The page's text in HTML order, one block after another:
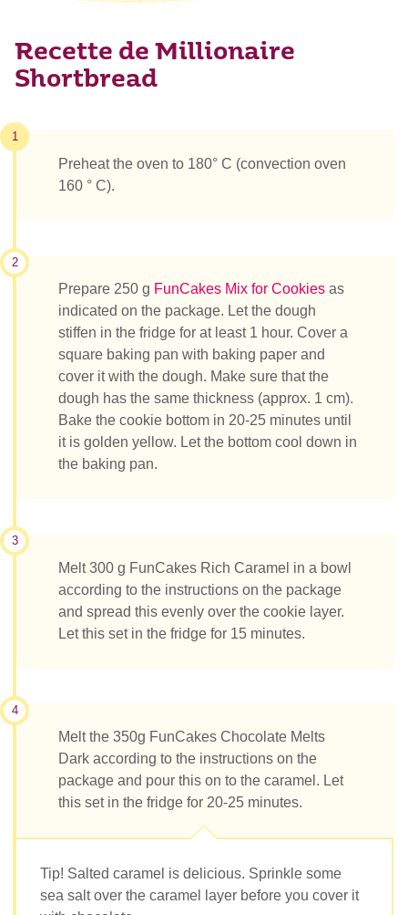
Recette de Millionaire
Shortbread
1
Preheat the oven to 180° C (convection oven
160 ° C).
2
Prepare 250 g FunCakes Mix for Cookies as
indicated on the package. Let the dough
stiffen in the fridge for at least 1 hour. Cover a
square baking pan with baking paper and
cover it with the dough. Make sure that the
dough has the same thickness (approx. 1 cm).
Bake the cookie bottom in 20-25 minutes until
it is golden yellow. Let the bottom cool down in
the baking pan.
3
Melt 300 g FunCakes Rich Caramel in a bowl
according to the instructions on the package
and spread this evenly over the cookie layer.
Let this set in the fridge for 15 minutes.
4
Melt the 350g FunCakes Chocolate Melts
Dark according to the instructions on the
package and pour this on to the caramel. Let
this set in the fridge for 20-25 minutes.
Tip! Salted caramel is delicious. Sprinkle some
sea salt over the caramel layer before you cover it